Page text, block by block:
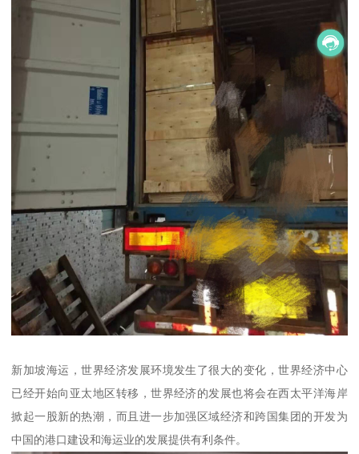
新加坡海运，世界经济发展环境发生了很大的变化，世界经济中心
已经开始向亚太地区转移，世界经济的发展也将会在西太平洋海岸
掀起一股新的热潮，而且进一步加强区域经济和跨国集团的开发为
中国的港口建设和海运业的发展提供有利条件。